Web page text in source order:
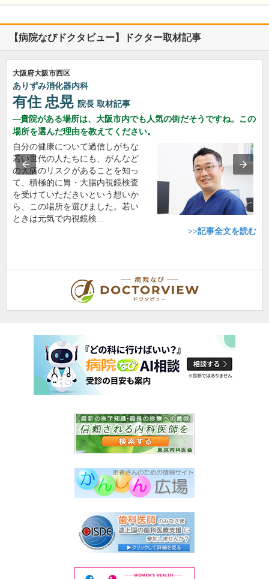
【病院なびドクタビュー】ドクター取材記事
大阪府大阪市西区
ありずみ消化器内科
有住 忠晃 院長 取材記事
貴院がある場所は、大阪市内でも人気の街だそうですね。この
場所を選んだ理由を教えてください。
自分の健康について過信しがちな
若い世代の人たちにも、がんなど
の大病のリスクがあることを知っ
て、積極的に胃・大腸内視鏡検査
を受けていただきいという想いか
ら、この場所を選びました。若い
ときは元気で内視鏡検…
>>記事全文を読む